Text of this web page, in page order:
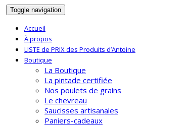
Toggle navigation
Accueil
À propos
LISTE de PRIX des Produits d’Antoine
Boutique
La Boutique
La pintade certifiée
Nos poulets de grains
Le chevreau
Saucisses artisanales
Paniers-cadeaux